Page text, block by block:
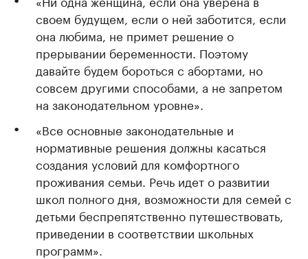
своем будущем, если о ней заботится, если
она любима, не примет решение о
прерывании беременности. Поэтому
давайте будем бороться с абортами, но
совсем другими способами, а не запретом
на законодательном уровне».
«Все основные законодательные и
нормативные решения должны касаться
создания условий для комфортного
проживания семьи. Речь идет о развитии
школ полного дня, возможности для семей с
детьми беспрепятственно путешествовать,
приведении в соответствии школьных
программ».